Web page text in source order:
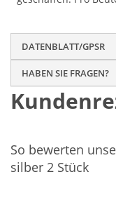
DATENBLATT/GPSR
HABEN SIE FRAGEN?
So bewerten
silber 2 Stück